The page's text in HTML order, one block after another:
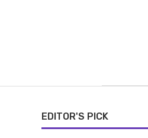
EDITOR'S PICK